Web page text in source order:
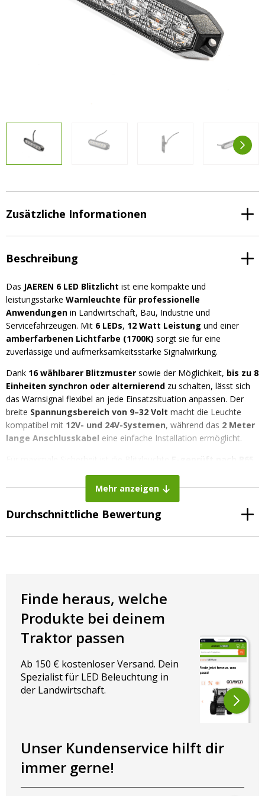
LED Beleuchtungssets
Kostenlose Lichtplanung
Agrarled Blog
Kontakt
+49(0)1520 5391500
Vorteilsverpackungen
LED Beleuchtungssets
Zusätzliche Informationen
Beschreibung
Das JAEREN 6 LED Blitzlicht ist eine kompakte und
leistungsstarke Warnleuchte für professionelle
Anwendungen in Landwirtschaft, Bau, Industrie und
Servicefahrzeugen. Mit 6 LEDs, 12 Watt Leistung und einer
amberfarbenen Lichtfarbe (1700K) sorgt sie für eine
zuverlässige und aufmerksamkeitsstarke Signalwirkung.
Dank 16 wählbarer Blitzmuster sowie der Möglichkeit, bis zu 8
Einheiten synchron oder alternierend zu schalten, lässt sich
das Warnsignal flexibel an jede Einsatzsituation anpassen. Der
breite Spannungsbereich von 9–32 Volt macht die Leuchte
kompatibel mit 12V- und 24V-Systemen, während das 2 Meter
lange Anschlusskabel eine einfache Installation ermöglicht.
straßenzugelassen. Durch die Zertifizierung
nachCISPR Klasse 4
gibt es keine elektromagnetische Störungen.
IP69K
ist sie zudem vollständig staub-und
wasserdicht.
Maße:
129 mm Breite, 30 mm, Höhe 30mm, Tiefe 13 mm
Bolzenenabstand:122 mm
LED’s
JAE-7201-4
Mehr anzeigen
Durchschnittliche Bewertung
Finde heraus, welche
Produkte bei deinem
Traktor passen
Ab 150 € kostenloser Versand. Dein
Spezialist für LED Beleuchtung in
der Landwirtschaft.
Unser Kundenservice hilft dir
immer gerne!